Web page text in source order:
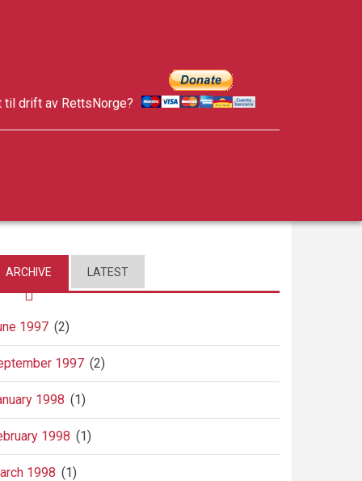
til drift av RettsNorge?
ARCHIVE LATEST
1997 (2)
1997 (2)
1998 (1)
1998 (1)
1998 (1)